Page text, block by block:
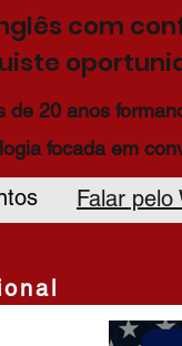
com
de 20 anos
focada em
Falar pelo